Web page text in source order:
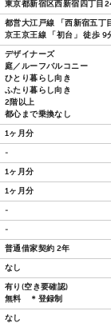
東京都新宿区西新宿四丁目
都営大江戸線 「西新宿五丁
京王京王線 「初台」 徒歩 9
デザイナーズ
庭／ルーフバルコニー
ひとり暮らし向き
ふたり暮らし向き
2階以上
都心まで乗換なし
1ヶ月分
-
1ヶ月分
1ヶ月分
-
-
普通借家契約 2年
なし
有り(空き要確認)
無料 ＊登録制
なし